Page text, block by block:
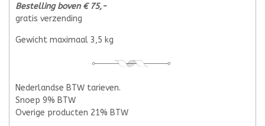
Bestelling boven € 75,-
gratis verzending
Gewicht maximaal 3,5 kg
Nederlandse BTW tarieven.
Snoep 9% BTW
Overige producten 21% BTW